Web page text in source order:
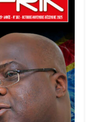
dans
La crise
liturgique. Elle
rester
bien devenir